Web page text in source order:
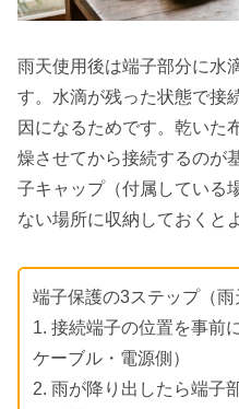
雨天使用後は端子部分に水
す。水滴が残った状態で接
因になるためです。乾いた
燥させてから接続するのが
子キャップ（付属している
ない場所に収納しておくと
端子保護の3ステップ（雨
1. 接続端子の位置を事前
ケーブル・電源側）
2. 雨が降り出したら端子